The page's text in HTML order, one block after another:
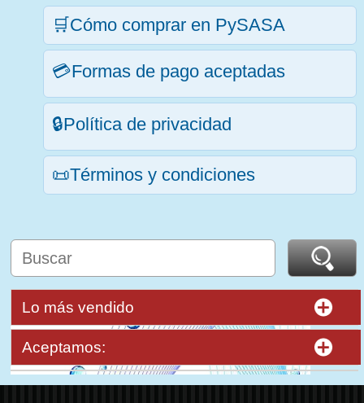
🛒Cómo comprar en PySASA
💳Formas de pago aceptadas
🔒Política de privacidad
📜Términos y condiciones
Lo más vendido
Aceptamos: